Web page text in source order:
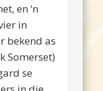
en ‘n
in
bekend as
Somerset)
se